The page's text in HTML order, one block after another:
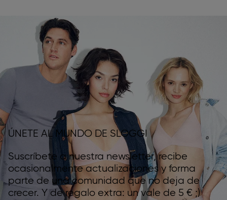
ÚNETE AL MUNDO DE SLOGGI
Suscríbete a nuestra newsletter, recibe
ocasionalmente actualizaciones y forma
parte de una comunidad que no deja de
crecer. Y de regalo extra: un vale de 5 € ;)